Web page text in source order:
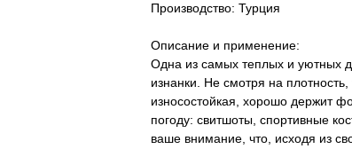
Производство: Турция
Описание и применение:
Одна из самых теплых и уютных
изнанки. Не смотря на
износостойкая, хорошо держит
погоду: свитшоты, спортивные
ваше внимание, что, исходя из